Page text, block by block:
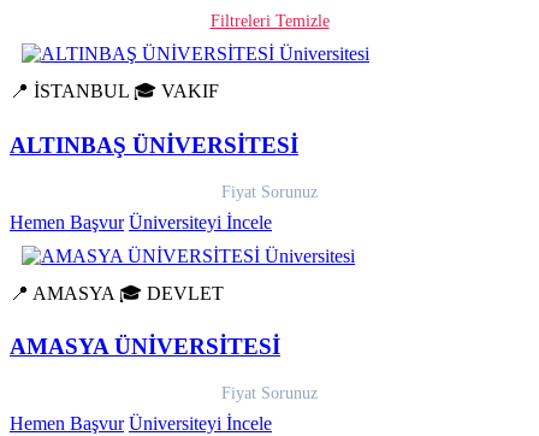
Filtreleri Temizle
📍 İSTANBUL 🎓 VAKIF
ALTINBAŞ ÜNİVERSİTESİ
Fiyat Sorunuz
Hemen Başvur Üniversiteyi İncele
📍 AMASYA 🎓 DEVLET
AMASYA ÜNİVERSİTESİ
Fiyat Sorunuz
Hemen Başvur Üniversiteyi İncele